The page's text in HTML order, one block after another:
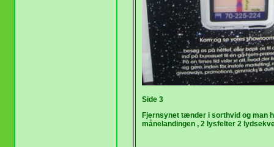
Side 3
Fjernsynet tænder i sorthvid og man
månelandingen , 2 lysfelter 2